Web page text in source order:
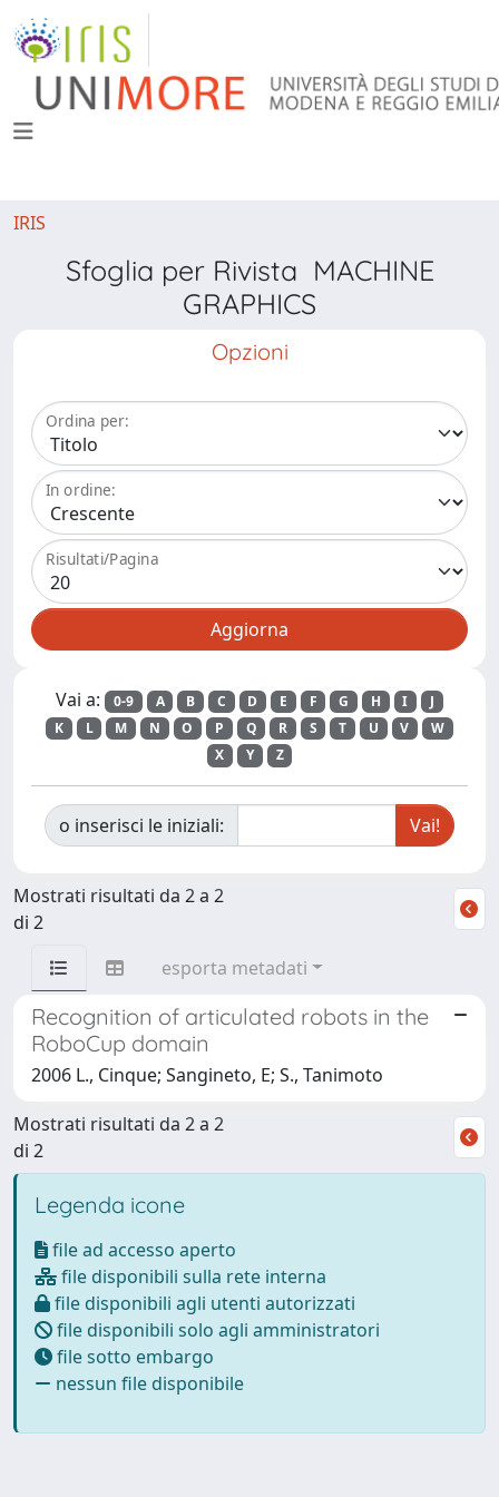
IRIS
Sfoglia per Rivista MACHINE
GRAPHICS
Opzioni
Ordina per:
In ordine:
Risultati/Pagina
Vai a: 0-9 A B C D E F G H I
J
K
L M N O P Q R S T U V
W
X
Y Z
o inserisci le iniziali:
Mostrati risultati da 2 a 2
di 2
esporta metadati
Recognition of articulated robots in the
RoboCup domain
2006 L., Cinque; Sangineto, E; S., Tanimoto
Mostrati risultati da 2 a 2
di 2
Legenda icone
file ad accesso aperto
file disponibili sulla rete interna
file disponibili agli utenti autorizzati
file disponibili solo agli amministratori
file sotto embargo
nessun file disponibile